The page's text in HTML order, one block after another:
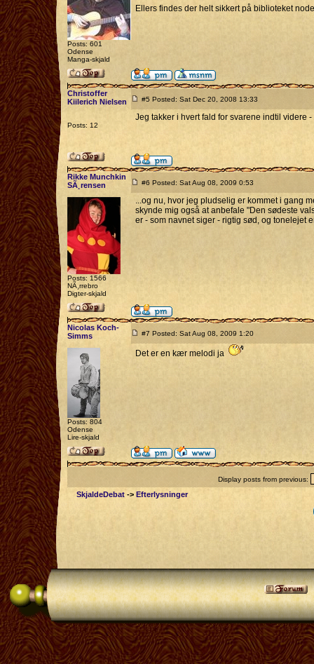
Posts: 601
Odense
Manga-skjald
Ellers findes der helt sikkert på biblioteket
Christoffer
Kiilerich Nielsen
Posts: 12
#5 Posted: Sat Dec 20, 2008 13:33
Jeg takker i hvert fald for svarene indtil videre
Rikke Munchkin
SÃ¸rensen
Posts: 1566
NÃ¸rrebro
Digter-skjald
#6 Posted: Sat Aug 08, 2009 0:53
...og nu, hvor jeg pludselig er kommet i gang
skynde mig også at anbefale "Den sødeste
er - som navnet siger - rigtig sød, og tonelejet
Nicolas Koch-
Simms
Posts: 804
Odense
Lire-skjald
#7 Posted: Sat Aug 08, 2009 1:20
Det er en kær melodi ja
Display posts from previous:
SkjaldeDebat -> Efterlysninger